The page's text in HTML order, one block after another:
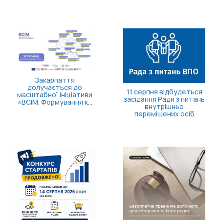
Доступні понад 70
підрозділів: в Україні
розширили програму
поверне...
Борщівник: що це за
рослина і чим вона
небезпечна?